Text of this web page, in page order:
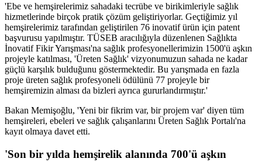
'Ebe ve hemşirelerimiz sahadaki tecrübe ve birikimleriyle sağlık
hizmetlerinde birçok pratik çözüm geliştiriyorlar. Geçtiğimiz yıl
hemşirelerimiz tarafından geliştirilen 76 inovatif ürün için patent
başvurusu yapılmıştır. TÜSEB aracılığıyla düzenlenen Sağlıkta
İnovatif Fikir Yarışması'na sağlık profesyonellerimizin 1500'ü aşkın
projeyle katılması, 'Üreten Sağlık' vizyonumuzun sahada ne kadar
güçlü karşılık bulduğunu göstermektedir. Bu yarışmada en fazla
proje üreten sağlık profesyoneli ödülünü 77 projeyle bir
hemşiremizin alması da bizleri ayrıca gururlandırmıştır.'
Bakan Memişoğlu, 'Yeni bir fikrim var, bir projem var' diyen tüm
hemşireleri, ebeleri ve sağlık çalışanlarını Üreten Sağlık Portalı'na
kayıt olmaya davet etti.
'Son bir yılda hemşirelik alanında 700'ü aşkın